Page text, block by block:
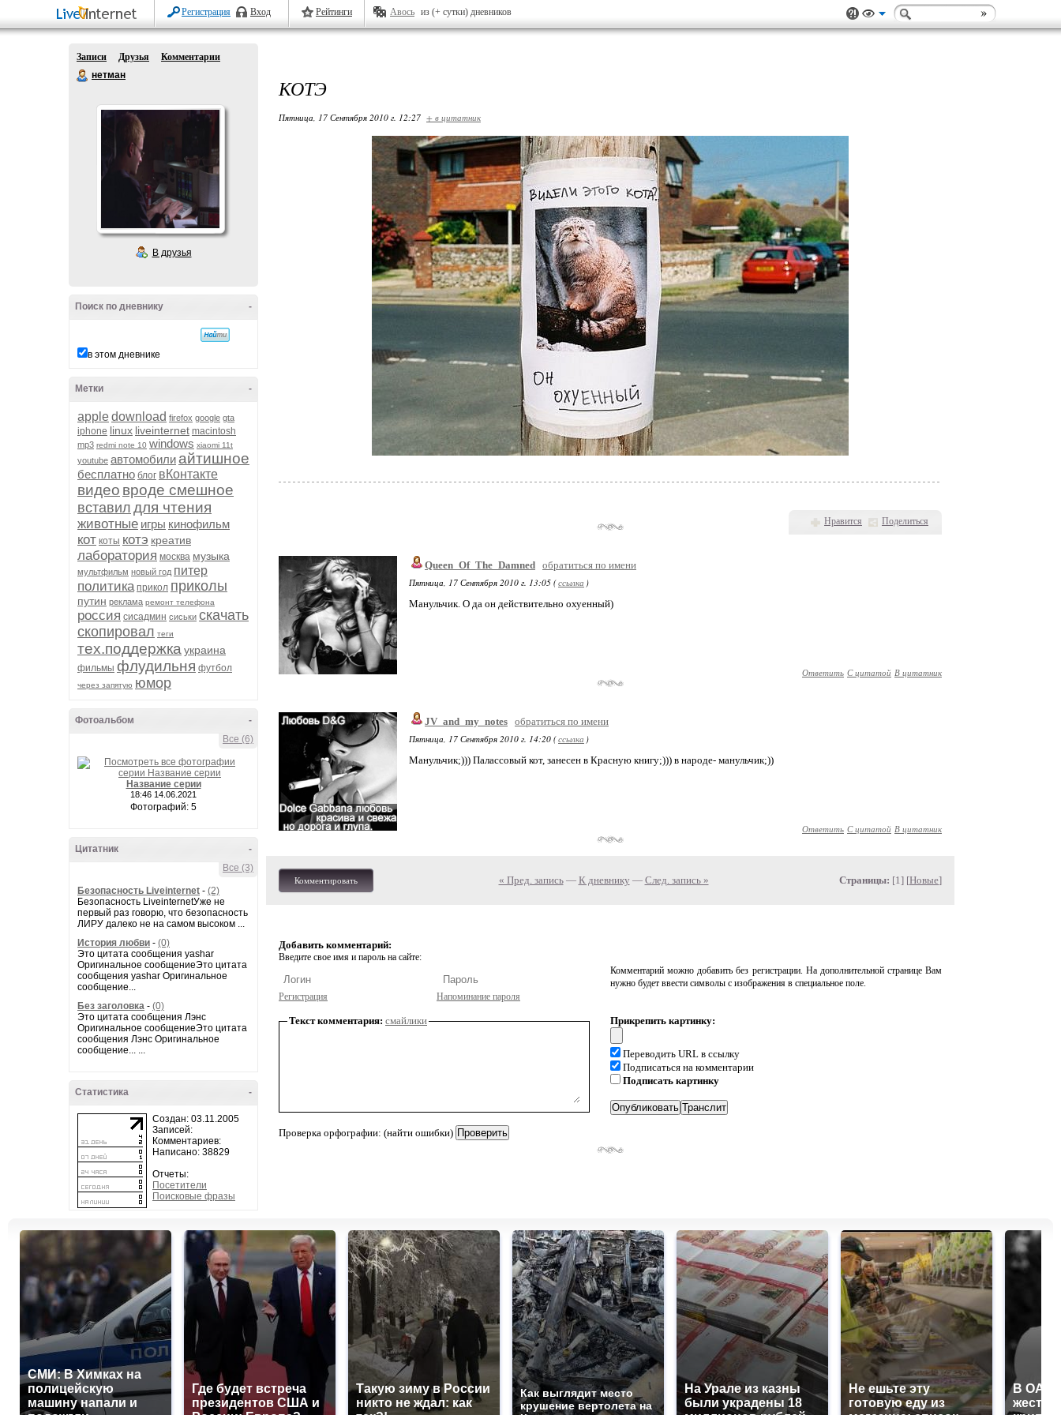
Регистрация Вход Рейтинги Авось из (+ сутки) дневников
Записи Друзья
Комментарии
нетман
В друзья
-
Поиск по дневнику
в этом дневнике
-
Метки
appledownload firefox google gta
iphone linux liveinternet macintosh
mp3 redmi note 10 windows xiaomi 11t
youtube автомобили айтишное
бесплатно блог вКонтакте
видео вроде смешное
вставил для чтения
животные игры кинофильм
кот коты котэ креатив
лаборатория москва музыка
мультфильм новый год питер
политика прикол приколы
путин реклама ремонт телефона
россия сисадмин сиськи скачать
скопировал теги
тех.поддержка украина
фильмы флудильня футбол
через запятую юмор
-
Фотоальбом
Все (6)
Название серии
18:46 14.06.2021
Фотографий: 5
-
Цитатник
Все (3)
Безопасность Liveinternet - (2)
Безопасность LiveinternetУже не
первый раз говорю, что безопасность
ЛИРУ далеко не на самом высоком ...
История любви - (0)
Это цитата сообщения yashar
Оригинальное сообщениеЭто цитата
сообщения yashar Оригинальное
сообщение...
Без заголовка - (0)
Это цитата сообщения Лэнс
Оригинальное сообщениеЭто цитата
сообщения Лэнс Оригинальное
сообщение... ...
-
Статистика
Создан: 03.11.2005
Записей:
Комментариев:
Написано: 38829
Отчеты:
Посетители
Поисковые фразы
КОТЭ
Пятница, 17 Сентября 2010 г. 12:27 + в цитатник
Нравится Поделиться
Queen_Of_The_Damned обратиться по имени
Пятница, 17 Сентября 2010 г. 13:05 (ссылка )
Манульчик. О да он действительно охуенный)
Ответить С цитатой В цитатник
JV_and_my_notes обратиться по имени
Пятница, 17 Сентября 2010 г. 14:20 (ссылка )
Манульчик;))) Палассовый кот, занесен в Красную книгу;))) в народе- манульчик;))
Ответить С цитатой В цитатник
Комментировать « Пред. запись— К дневнику — След. запись » Страницы: [1] [Новые]
Добавить комментарий:
Введите свое имя и пароль на сайте:
Регистрация Напоминание пароля
Комментарий можно добавить без регистрации. На дополнительной странице Вам
нужно будет ввести символы с изображения в специальное поле.
Текст комментария: смайлики
Проверка орфографии: (найти ошибки)
Прикрепить картинку:
Переводить URL в ссылку
Подписаться на комментарии
Подписать картинку
СМИ: В Химках на
полицейскую
машину напали и
Где будет встреча
президентов США и
Такую зиму в России
никто не ждал: как
Как выглядит место
крушение вертолета на
На Урале из казны
были украдены 18
Не ешьте эту
готовую еду из
В ОАЭ